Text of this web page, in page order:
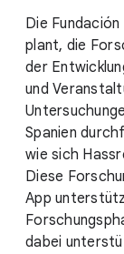
Die
plant, die
der
und
Spanien
wie sich
Diese
App
dabei